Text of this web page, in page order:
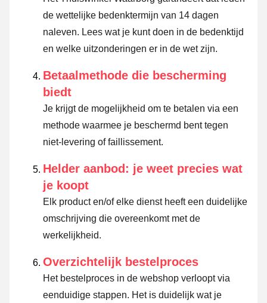
de wettelijke bedenktermijn van 14 dagen
naleven. Lees wat je kunt doen in de bedenktijd
en welke uitzonderingen er in de wet zijn.
Betaalmethode die bescherming
biedt
Je krijgt de mogelijkheid om te betalen via een
methode waarmee je beschermd bent tegen
niet-levering of faillissement.
Helder aanbod: je weet precies wat
je koopt
Elk product en/of elke dienst heeft een duidelijke
omschrijving die overeenkomt met de
werkelijkheid.
Overzichtelijk bestelproces
Het bestelproces in de webshop verloopt via
eenduidige stappen. Het is duidelijk wat je